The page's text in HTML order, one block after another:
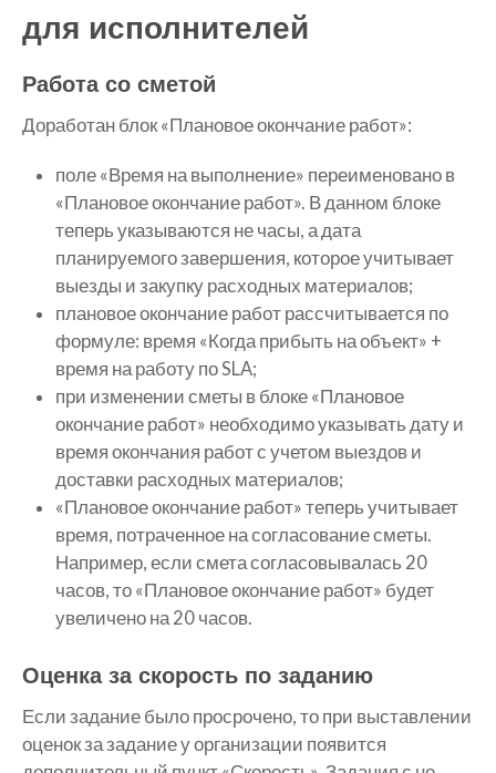
для исполнителей
Работа со сметой
Доработан блок «Плановое окончание работ»:
поле «Время на выполнение» переименовано в
«Плановое окончание работ». В данном блоке
теперь указываются не часы, а дата
планируемого завершения, которое учитывает
выезды и закупку расходных материалов;
плановое окончание работ рассчитывается по
формуле: время «Когда прибыть на объект» +
время на работу по SLA;
при изменении сметы в блоке «Плановое
окончание работ» необходимо указывать дату и
время окончания работ с учетом выездов и
доставки расходных материалов;
«Плановое окончание работ» теперь учитывает
время, потраченное на согласование сметы.
Например, если смета согласовывалась 20
часов, то «Плановое окончание работ» будет
увеличено на 20 часов.
Оценка за скорость по заданию
Если задание было просрочено, то при выставлении
оценок за задание у организации появится